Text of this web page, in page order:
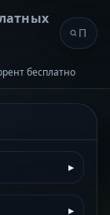
бесплатно
▸
▸